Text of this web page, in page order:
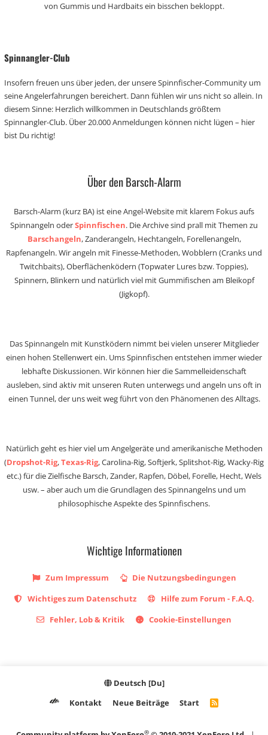
von Gummis und Hardbaits ein bisschen bekloppt.
Spinnangler-Club
Insofern freuen uns über jeden, der unsere Spinnfischer-Community um
seine Angelerfahrungen bereichert. Dann fühlen wir uns nicht so allein. In
diesem Sinne: Herzlich willkommen in Deutschlands größtem
Spinnangler-Club. Über 20.000 Anmeldungen können nicht lügen – hier
bist Du richtig!
Über den Barsch-Alarm
Barsch-Alarm (kurz BA) ist eine Angel-Website mit klarem Fokus aufs
Spinnangeln oderSpinnfischen. Die Archive sind prall mit Themen zu
Barschangeln, Zanderangeln, Hechtangeln, Forellenangeln,
Rapfenangeln. Wir angeln mit Finesse-Methoden, Wobblern (Cranks und
Twitchbaits), Oberflächenködern (Topwater Lures bzw. Toppies),
Spinnern, Blinkern und natürlich viel mit Gummifischen am Bleikopf
(Jigkopf).
Das Spinnangeln mit Kunstködern nimmt bei vielen unserer Mitglieder
einen hohen Stellenwert ein. Ums Spinnfischen entstehen immer wieder
lebhafte Diskussionen. Wir können hier die Sammelleidenschaft
ausleben, sind aktiv mit unseren Ruten unterwegs und angeln uns oft in
einen Tunnel, der uns weit weg führt von den Phänomenen des Alltags.
Natürlich geht es hier viel um Angelgeräte und amerikanische Methoden
(Dropshot-Rig,Texas-Rig, Carolina-Rig, Softjerk, Splitshot-Rig, Wacky-Rig
etc.) für die Zielfische Barsch, Zander, Rapfen, Döbel, Forelle, Hecht, Wels
usw. – aber auch um die Grundlagen des Spinnangelns und um
philosophische Aspekte des Spinnfischens.
Wichtige Informationen
Zum Impressum
Die Nutzungsbedingungen
Wichtiges zum Datenschutz
Hilfe zum Forum - F.A.Q.
Fehler, Lob & Kritik
Cookie-Einstellungen
Deutsch [Du]
Kontakt
Neue Beiträge Start
R
®